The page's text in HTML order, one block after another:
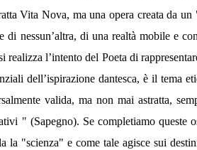
Vita Nova, ma una opera creata da
nessun’altra, di una realtà mobile e
l’intento del Poeta di
dell’ispirazione dantesca, è il tema
valida, ma non mai astratta,
" (Sapegno). Se completiamo queste
"scienza" e come tale agisce sui